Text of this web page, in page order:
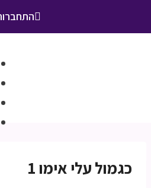
כגמול עלי אימו 1